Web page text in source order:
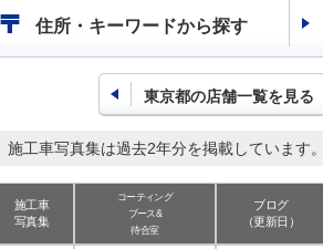
住所・キーワードから探す
東京都の店舗一覧を見る
施工車写真集は過去2年分を掲載しています。
施工車
写真集
コーティング
ブース&
待合室
ブログ
（更新日）